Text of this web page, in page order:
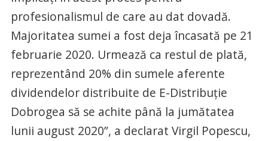
profesionalismul de care au dat dovadă.
Majoritatea sumei a fost deja încasată pe 21
februarie 2020. Urmează ca restul de plată,
reprezentând 20% din sumele aferente
dividendelor distribuite de E-Distribuție
Dobrogea să se achite până la jumătatea
lunii august 2020”, a declarat Virgil Popescu,